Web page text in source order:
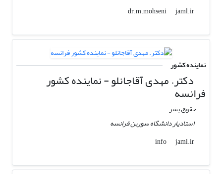
dr.m.mohseni
jaml.ir
نماینده کشور
دکتر. مهدی آقاجانلو - نماینده کشور
فرانسه
حقوق بشر
استادیار دانشگاه سوربن فرانسه
info
jaml.ir